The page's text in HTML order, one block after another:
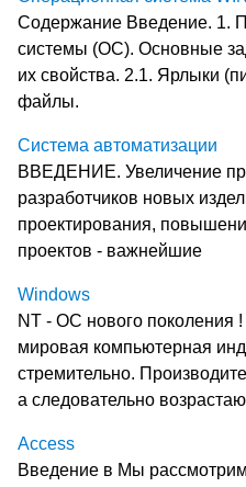
Содержание Введение. 1.
системы (ОС). Основные
их свойства. 2.1. Ярлыки
файлы.
Система автоматизации
ВВЕДЕНИЕ. Увеличение
разработчиков новых
проектирования,
проектов - важнейшие
Windows
NT - OC нового
мировая компьютерная
стремительно.
а следовательно
Access
Введение в Мы